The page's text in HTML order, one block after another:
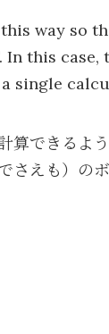
way so
In this
single
算できるよ
さえも）の